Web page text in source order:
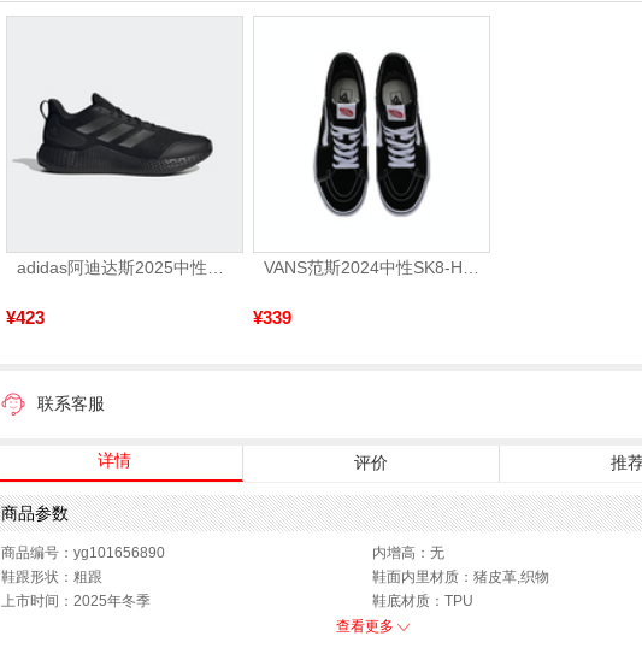
¥423 ¥339
联系客服
详情 评价 推
商品参数
商品编号：yg101656890
内增高：无
鞋跟形状：粗跟
鞋面内里材质：猪皮革,织物
上市时间：2025年冬季
鞋底材质：TPU
靴筒内里材质：猪皮革,织物
查看更多